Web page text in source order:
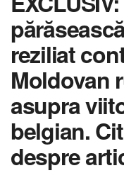
reziliat
Moldovan
asupra
belgian.
despre